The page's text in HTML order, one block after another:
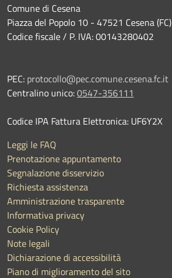
Comune di Cesena
Piazza del Popolo 10 - 47521 Cesena (FC)
Codice fiscale / P. IVA: 00143280402
PEC: protocollo@pec.comune.cesena.fc.it
Centralino unico:0547-356111
Codice IPA Fattura Elettronica: UF6Y2X
Leggi le FAQ
Prenotazione appuntamento
Segnalazione disservizio
Richiesta assistenza
Amministrazione trasparente
Informativa privacy
Cookie Policy
Note legali
Dichiarazione di accessibilità
Piano di miglioramento del sito